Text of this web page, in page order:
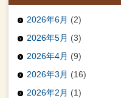
2026年6月 (2)
2026年5月 (3)
2026年4月 (9)
2026年3月 (16)
2026年2月 (1)